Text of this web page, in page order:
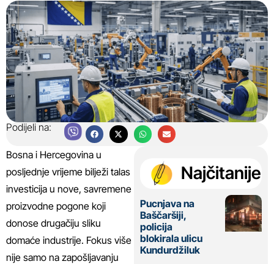
Podijeli na:
Bosna i Hercegovina u
posljednje vrijeme bilježi talas
investicija u nove, savremene
proizvodne pogone koji
donose drugačiju sliku
domaće industrije. Fokus više
nije samo na zapošljavanju
Najčitanije
Pucnjava na
Baščaršiji,
policija
blokirala ulicu
Kundurdžiluk